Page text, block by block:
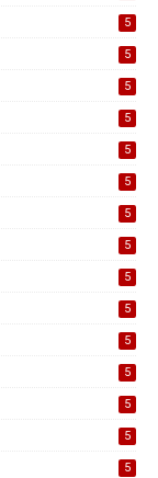
5
5
5
5
5
5
5
5
5
5
5
5
5
5
5